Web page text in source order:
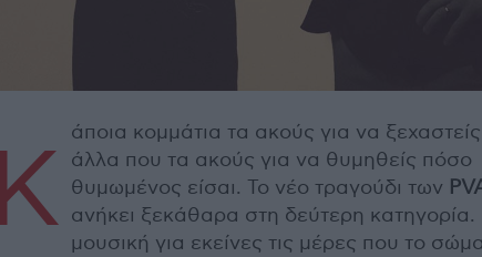
άποια κομμάτια τα ακούς για να ξεχαστείς
άλλα που τα ακούς για να θυμηθείς πόσο
θυμωμένος είσαι. Το νέο τραγούδι των
ανήκει ξεκάθαρα στη δεύτερη κατηγορία.
μουσική για εκείνες τις μέρες που το σώμα